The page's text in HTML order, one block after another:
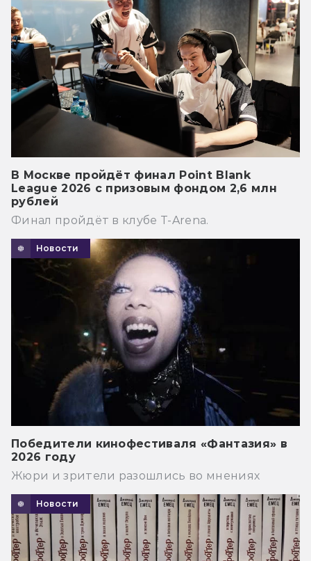
В Москве пройдёт финал Point Blank
League 2026 с призовым фондом 2,6 млн
рублей
Финал пройдёт в клубе T-Arena.
Новости
Победители кинофестиваля «Фантазия» в
2026 году
Жюри и зрители разошлись во мнениях
Новости